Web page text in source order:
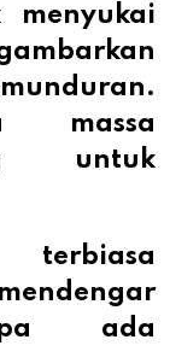
massa
untuk
terbiasa
ada